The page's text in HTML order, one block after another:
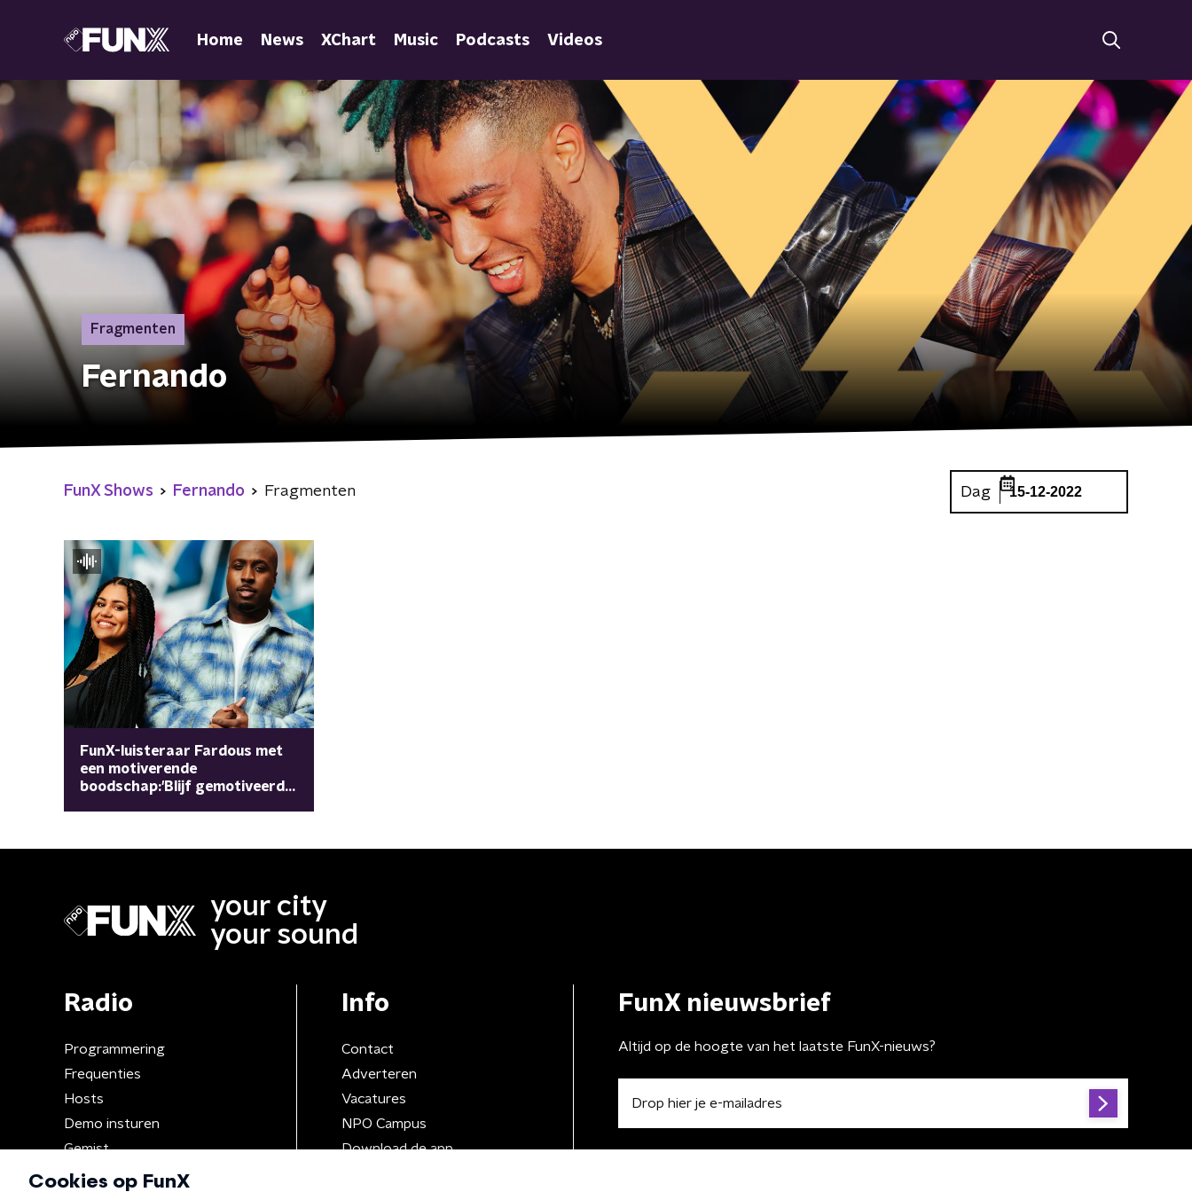
Home News XChart Music Podcasts Videos
Fragmenten
Fernando
FunX Shows Fernando Fragmenten Dag 15-12-2022
FunX-luisteraar Fardous met
een motiverende
boodschap:'Blijf gemotiveerd,
your city
your sound
Radio
Programmering
Frequenties
Hosts
Demo insturen
Gemist
Info
Contact
Adverteren
Vacatures
NPO Campus
Download de app
FunX nieuwsbrief
Altijd op de hoogte van het laatste FunX-nieuws?